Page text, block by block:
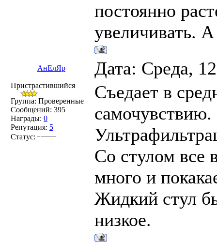
постоянно
увеличивать.
АнЕлЯр Дата: Среда,
Пристрастившийся
Группа: Проверенные
Сообщений: 395
Награды: 0
Репутация: 5
Статус:
Съедает в
самочувствию.
Со стулом все
много и
Жидкий стул
низкое.